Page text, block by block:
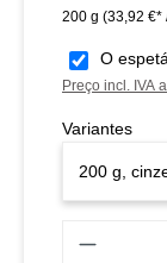
200 g (33,92 €*
O
Preço incl. IVA
Variantes